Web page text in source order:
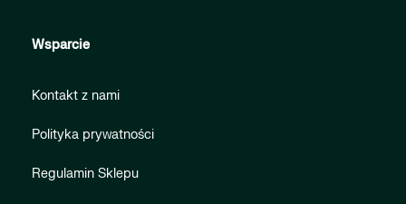
Wsparcie
Kontakt z nami
Polityka prywatności
Regulamin Sklepu